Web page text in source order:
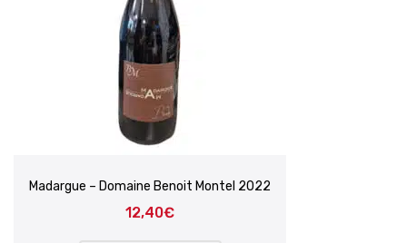
Madargue – Domaine Benoit Montel 2022
12,40€